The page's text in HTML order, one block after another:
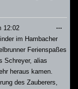
12:02
im Hambacher
Ferienspaßes
Schreyer, alias
heraus kamen.
des Zauberers,
...